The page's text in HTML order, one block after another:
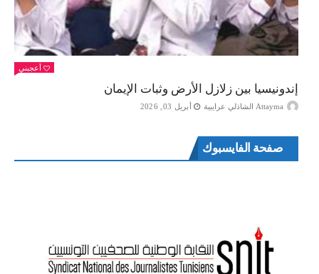
أعجبني
إندونيسيا بين زلازل الأرض وثبات الإيمان
Attayma الشاذلي عرايبية أبريل 03, 2026
صفحة الفايسبوك